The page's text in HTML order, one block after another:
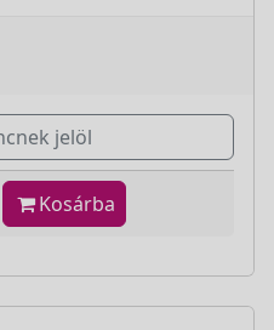
jelöl
Kosárba